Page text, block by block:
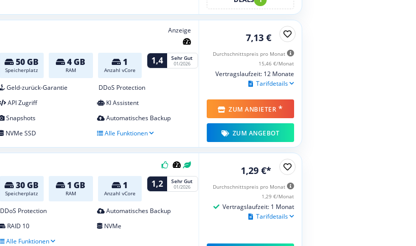
Anzeige
50 GB
Speicherplatz
4 GB
RAM
1
Anzahl vCore
1,4 Sehr Gut
01/2026
Geld-zurück-Garantie
DDoS Protection
API Zugriff
KI Assistent
Snapshots
Automatisches Backup
NVMe SSD
Alle Funktionen
7,13 €
Durchschnittspreis pro Monat
15,46 €/Monat
Vertragslaufzeit: 12 Monate
Tarifdetails
ZUM ANBIETER *
ZUM ANGEBOT
30 GB
Speicherplatz
1 GB
RAM
1
Anzahl vCore
1,2 Sehr Gut
01/2026
DDoS Protection
Automatisches Backup
RAID 10
NVMe
Alle Funktionen
1,29 €*
Durchschnittspreis pro Monat
1,29 €/Monat
Vertragslaufzeit: 1 Monat
Tarifdetails